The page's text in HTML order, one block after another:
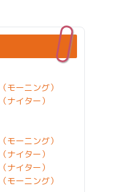
モーニング）
ナイター）
モーニング）
ナイター）
ナイター）
モーニング）